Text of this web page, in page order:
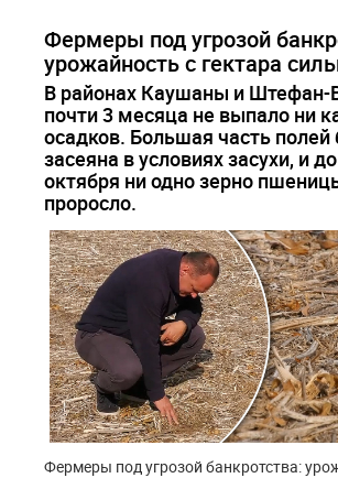
Фермеры под угрозой
урожайность с гектара
В районах Каушаны и Штефан-
почти 3 месяца не выпало ни
осадков. Большая часть полей
засеяна в условиях засухи, и
октября ни одно зерно
проросло.
Фермеры под угрозой банкротства: